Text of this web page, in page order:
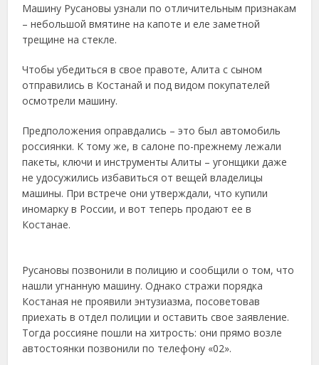
Машину Русановы узнали по отличительным признакам
– небольшой вмятине на капоте и еле заметной
трещине на стекле.
Чтобы убедиться в свое правоте, Алита с сыном
отправились в Костанай и под видом покупателей
осмотрели машину.
Предположения оправдались – это был автомобиль
россиянки. К тому же, в салоне по-прежнему лежали
пакеты, ключи и инструменты Алиты – угонщики даже
не удосужились избавиться от вещей владелицы
машины. При встрече они утверждали, что купили
иномарку в России, и вот теперь продают ее в
Костанае.
Русановы позвонили в полицию и сообщили о том, что
нашли угнанную машину. Однако стражи порядка
Костаная не проявили энтузиазма, посоветовав
приехать в отдел полиции и оставить свое заявление.
Тогда россияне пошли на хитрость: они прямо возле
автостоянки позвонили по телефону «02».